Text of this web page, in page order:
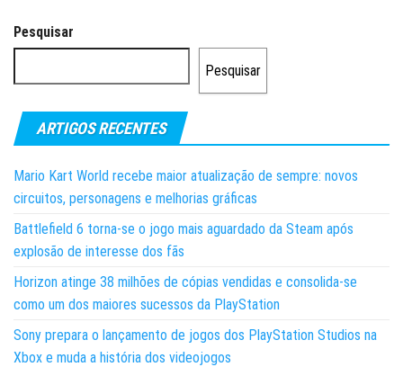
Pesquisar
Pesquisar
ARTIGOS RECENTES
Mario Kart World recebe maior atualização de sempre: novos
circuitos, personagens e melhorias gráficas
Battlefield 6 torna-se o jogo mais aguardado da Steam após
explosão de interesse dos fãs
Horizon atinge 38 milhões de cópias vendidas e consolida-se
como um dos maiores sucessos da PlayStation
Sony prepara o lançamento de jogos dos PlayStation Studios na
Xbox e muda a história dos videojogos